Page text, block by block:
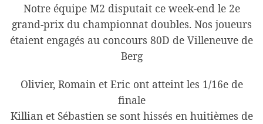
Notre équipe M2 disputait ce week-end le 2️e
grand-prix du championnat doubles. Nos joueurs
étaient engagés au concours 80D de Villeneuve de
Berg
Olivier, Romain et Eric ont atteint les 1/16e de
finale
Killian et Sébastien se sont hissés en huitièmes de